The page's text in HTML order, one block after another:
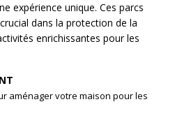
expérience unique. Ces parcs
dans la protection de la
enrichissantes pour les
aménager votre maison pour les